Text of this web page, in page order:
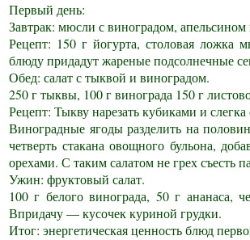
Первый день:
Завтрак: мюсли с виноградом, апельсином
Рецепт: 150 г йогурта, столовая ложка
блюду придадут жареные подсолнечные
Обед: салат с тыквой и виноградом.
250 г тыквы, 100 г винограда 150 г
Рецепт: Тыкву нарезать кубиками и
Виноградные ягоды разделить на
четверть стакана овощного бульона,
орехами. С таким салатом не грех съесть
Ужин: фруктовый салат.
100 г белого винограда, 50 г ананаса,
Впридачу — кусочек куриной грудки.
Итог: энергетическая ценность блюд